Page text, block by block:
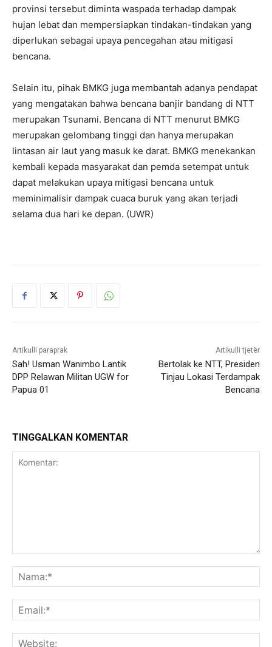
provinsi tersebut diminta waspada terhadap dampak
hujan lebat dan mempersiapkan tindakan-tindakan yang
diperlukan sebagai upaya pencegahan atau mitigasi
bencana.
Selain itu, pihak BMKG juga membantah adanya pendapat
yang mengatakan bahwa bencana banjir bandang di NTT
merupakan Tsunami. Bencana di NTT menurut BMKG
merupakan gelombang tinggi dan hanya merupakan
lintasan air laut yang masuk ke darat. BMKG menekankan
kembali kepada masyarakat dan pemda setempat untuk
dapat melakukan upaya mitigasi bencana untuk
meminimalisir dampak cuaca buruk yang akan terjadi
selama dua hari ke depan. (UWR)
Artikulli paraprak
Sah! Usman Wanimbo Lantik
DPP Relawan Militan UGW for
Papua 01
Artikulli tjetër
Bertolak ke NTT, Presiden
Tinjau Lokasi Terdampak
Bencana
TINGGALKAN KOMENTAR